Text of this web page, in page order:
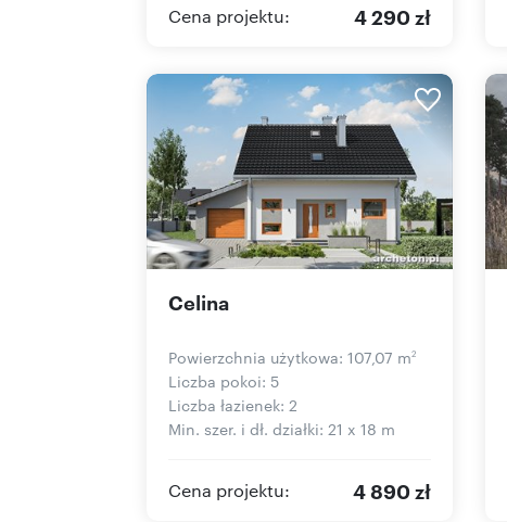
Cena projektu: 4 290 zł
Celina
Powierzchnia użytkowa: 107,07 m2
Liczba pokoi: 5
Liczba łazienek: 2
Min. szer. i dł. działki: 21 x 18 m
Cena projektu: 4 890 zł